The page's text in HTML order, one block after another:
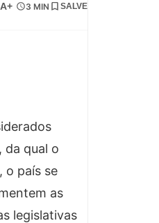
A+ 3 MIN SALVE
da qual o
o país se
as
legislativas